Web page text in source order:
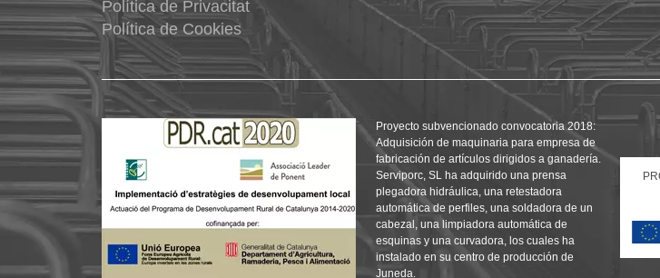
Política de Privacitat
Política de Cookies
Proyecto subvencionado convocatoria 2018:
Adquisición de maquinaria para empresa de
fabricación de artículos dirigidos a ganadería.
Serviporc, SL ha adquirido una prensa
plegadora hidráulica, una retestadora
automática de perfiles, una soldadora de un
cabezal, una limpiadora automática de
esquinas y una curvadora, los cuales ha
instalado en su centro de producción de
Juneda.